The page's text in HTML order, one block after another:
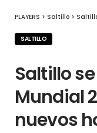
PLAYERS > Saltillo > Saltillo
SALTILLO
Saltillo
Mundial
nuevos